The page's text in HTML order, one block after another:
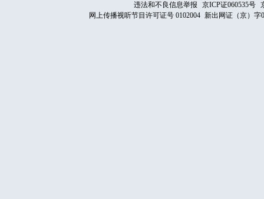
违法和不良信息举报
京ICP证060535号
网上传播视听节目许可证号 0102004 新出网证（京）